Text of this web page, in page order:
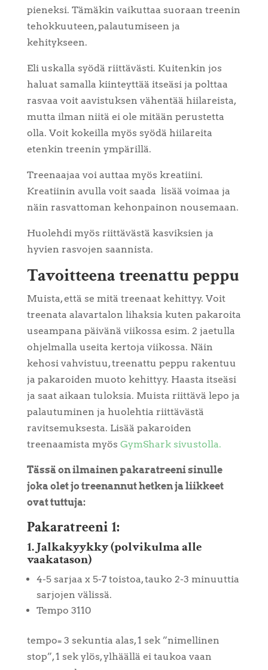
pieneksi. Tämäkin vaikuttaa suoraan treenin
tehokkuuteen, palautumiseen ja
kehitykseen.
Eli uskalla syödä riittävästi. Kuitenkin jos
haluat samalla kiinteyttää itseäsi ja polttaa
rasvaa voit aavistuksen vähentää hiilareista,
mutta ilman niitä ei ole mitään perustetta
olla. Voit kokeilla myös syödä hiilareita
etenkin treenin ympärillä.
Treenaajaa voi auttaa myös kreatiini.
Kreatiinin avulla voit saada lisää voimaa ja
näin rasvattoman kehonpainon nousemaan.
Huolehdi myös riittävästä kasviksien ja
hyvien rasvojen saannista.
Tavoitteena treenattu peppu
Muista, että se mitä treenaat kehittyy. Voit
treenata alavartalon lihaksia kuten pakaroita
useampana päivänä viikossa esim. 2 jaetulla
ohjelmalla useita kertoja viikossa. Näin
kehosi vahvistuu, treenattu peppu rakentuu
ja pakaroiden muoto kehittyy. Haasta itseäsi
ja saat aikaan tuloksia. Muista riittävä lepo ja
palautuminen ja huolehtia riittävästä
ravitsemuksesta. Lisää pakaroiden
treenaamista myös GymShark sivustolla.
Tässä on ilmainen pakaratreeni sinulle
joka olet jo treenannut hetken ja liikkeet
ovat tuttuja:
Pakaratreeni 1:
1. Jalkakyykky (polvikulma alle
vaakatason)
4-5 sarjaa x 5-7 toistoa, tauko 2-3 minuuttia
sarjojen välissä.
Tempo 3110
tempo= 3 sekuntia alas, 1 sek ”nimellinen
stop”, 1 sek ylös, ylhäällä ei taukoa vaan